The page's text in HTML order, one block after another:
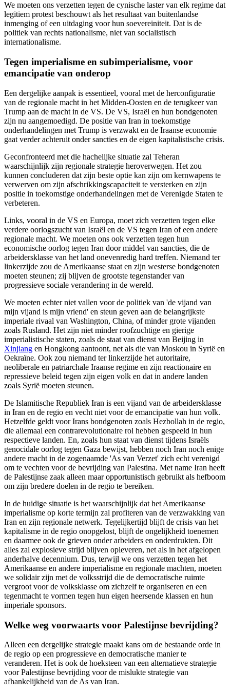
We moeten ons verzetten tegen de cynische laster van elk regime dat
legitiem protest beschouwt als het resultaat van buitenlandse
inmenging of een uitdaging voor hun soevereiniteit. Dat is de
politiek van rechts nationalisme, niet van socialistisch
internationalisme.
Tegen imperialisme en subimperialisme, voor
emancipatie van onderop
Een dergelijke aanpak is essentieel, vooral met de herconfiguratie
van de regionale macht in het Midden-Oosten en de terugkeer van
Trump aan de macht in de VS. De VS, Israël en hun bondgenoten
zijn nu aangemoedigd. De positie van Iran in toekomstige
onderhandelingen met Trump is verzwakt en de Iraanse economie
gaat verder achteruit onder sancties en de eigen kapitalistische crisis.
Geconfronteerd met die hachelijke situatie zal Teheran
waarschijnlijk zijn regionale strategie heroverwegen. Het zou
kunnen concluderen dat zijn beste optie kan zijn om kernwapens te
verwerven om zijn afschrikkingscapaciteit te versterken en zijn
positie in toekomstige onderhandelingen met de Verenigde Staten te
verbeteren.
Links, vooral in de VS en Europa, moet zich verzetten tegen elke
verdere oorlogszucht van Israël en de VS tegen Iran of een andere
regionale macht. We moeten ons ook verzetten tegen hun
economische oorlog tegen Iran door middel van sancties, die de
arbeidersklasse van het land onevenredig hard treffen. Niemand ter
linkerzijde zou de Amerikaanse staat en zijn westerse bondgenoten
moeten steunen; zij blijven de grootste tegenstander van
progressieve sociale verandering in de wereld.
We moeten echter niet vallen voor de politiek van 'de vijand van
mijn vijand is mijn vriend' en steun geven aan de belangrijkste
imperiale rivaal van Washington, China, of minder grote vijanden
zoals Rusland. Het zijn niet minder roofzuchtige en gierige
imperialistische staten, zoals de staat van dienst van Beijing in
Xinjiang en Hongkong aantoont, net als die van Moskou in Syrië en
Oekraïne. Ook zou niemand ter linkerzijde het autoritaire,
neoliberale en patriarchale Iraanse regime en zijn reactionaire en
repressieve beleid tegen zijn eigen volk en dat in andere landen
zoals Syrië moeten steunen.
De Islamitische Republiek Iran is een vijand van de arbeidersklasse
in Iran en de regio en vecht niet voor de emancipatie van hun volk.
Hetzelfde geldt voor Irans bondgenoten zoals Hezbollah in de regio,
die allemaal een contrarevolutionaire rol hebben gespeeld in hun
respectieve landen. En, zoals hun staat van dienst tijdens Israëls
genocidale oorlog tegen Gaza bewijst, hebben noch Iran noch enige
andere macht in de zogenaamde 'As van Verzet' zich echt verenigd
om te vechten voor de bevrijding van Palestina. Met name Iran heeft
de Palestijnse zaak alleen maar opportunistisch gebruikt als hefboom
om zijn bredere doelen in de regio te bereiken.
In de huidige situatie is het waarschijnlijk dat het Amerikaanse
imperialisme op korte termijn zal profiteren van de verzwakking van
Iran en zijn regionale netwerk. Tegelijkertijd blijft de crisis van het
kapitalisme in de regio onopgelost, blijft de ongelijkheid toenemen
en daarmee ook de grieven onder arbeiders en onderdrukten. Dit
alles zal explosieve strijd blijven opleveren, net als in het afgelopen
anderhalve decennium. Dus, terwijl we ons verzetten tegen het
Amerikaanse en andere imperialisme en regionale machten, moeten
we solidair zijn met de volksstrijd die de democratische ruimte
vergroot voor de volksklasse om zichzelf te organiseren en een
tegenmacht te vormen tegen hun eigen heersende klassen en hun
imperiale sponsors.
Welke weg voorwaarts voor Palestijnse bevrijding?
Alleen een dergelijke strategie maakt kans om de bestaande orde in
de regio op een progressieve en democratische manier te
veranderen. Het is ook de hoeksteen van een alternatieve strategie
voor Palestijnse bevrijding voor de mislukte strategie van
afhankelijkheid van de As van Iran.